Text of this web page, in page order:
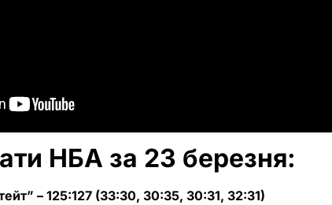
НБА за 23 березня:
– 125:127 (33:30, 30:35, 30:31, 32:31)